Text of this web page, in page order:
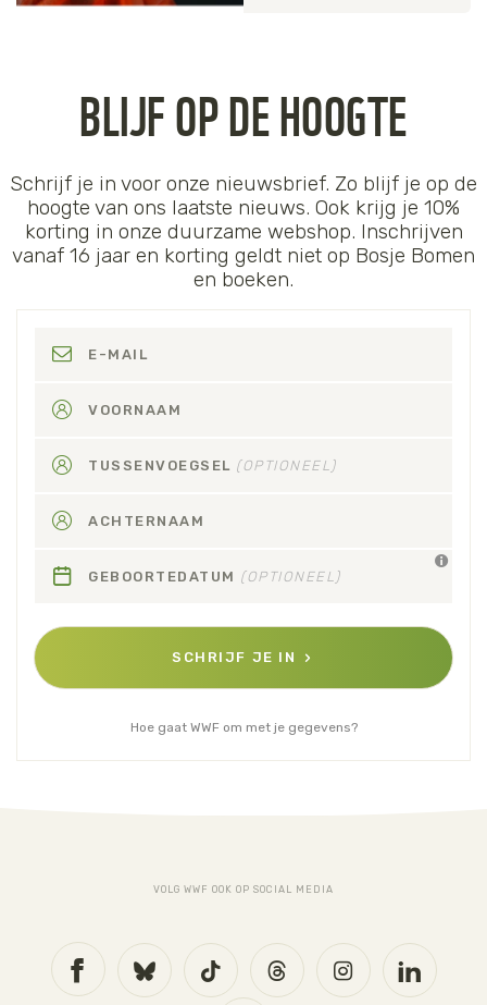
BLIJF OP DE HOOGTE
Schrijf je in voor onze nieuwsbrief. Zo blijf je op de
hoogte van ons laatste nieuws. Ook krijg je 10%
korting in onze duurzame webshop. Inschrijven
vanaf 16 jaar en korting geldt niet op Bosje Bomen
en boeken.
E-MAIL
VOORNAAM
TUSSENVOEGSEL (OPTIONEEL)
ACHTERNAAM
GEBOORTEDATUM (OPTIONEEL)
SCHRIJF JE IN
Hoe gaat WWF om met je gegevens?
VOLG WWF OOK OP SOCIAL MEDIA